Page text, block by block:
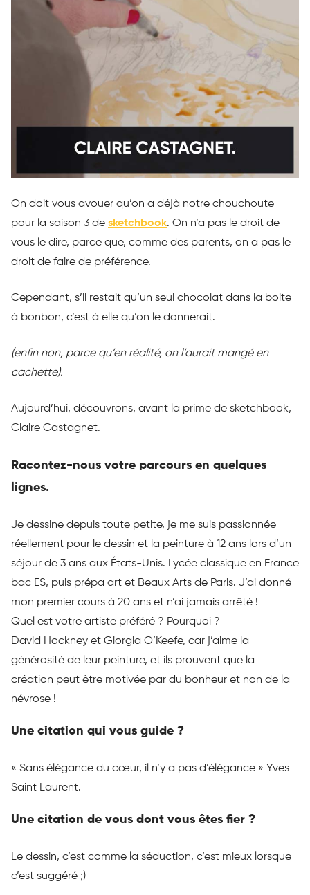
On doit vous avouer qu’on a déjà notre chouchoute
pour la saison 3 de sketchbook. On n’a pas le droit de
vous le dire, parce que, comme des parents, on a pas le
droit de faire de préférence.
Cependant, s’il restait qu’un seul chocolat dans la boite
à bonbon, c’est à elle qu’on le donnerait.
(enfin non, parce qu’en réalité, on l’aurait mangé en
cachette).
Aujourd’hui, découvrons, avant la prime de sketchbook,
Claire Castagnet.
Racontez-nous votre parcours en quelques
lignes.
Je dessine depuis toute petite, je me suis passionnée
réellement pour le dessin et la peinture à 12 ans lors d’un
séjour de 3 ans aux États-Unis. Lycée classique en France
bac ES, puis prépa art et Beaux Arts de Paris. J’ai donné
mon premier cours à 20 ans et n’ai jamais arrêté !
Quel est votre artiste préféré ? Pourquoi ?
David Hockney et Giorgia O’Keefe, car j’aime la
générosité de leur peinture, et ils prouvent que la
création peut être motivée par du bonheur et non de la
névrose !
Une citation qui vous guide ?
« Sans élégance du cœur, il n’y a pas d’élégance » Yves
Saint Laurent.
Une citation de vous dont vous êtes fier ?
Le dessin, c’est comme la séduction, c’est mieux lorsque
c’est suggéré ;)